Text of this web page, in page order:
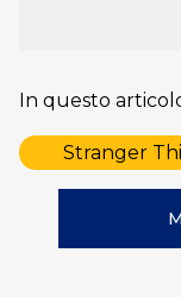
In questo
Stranger